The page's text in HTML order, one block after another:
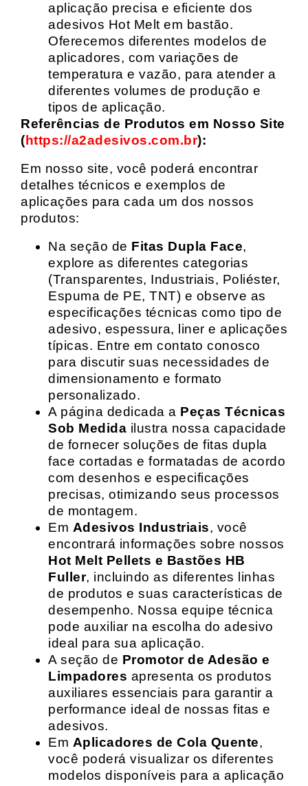
aplicação precisa e eficiente dos
adesivos Hot Melt em bastão.
Oferecemos diferentes modelos de
aplicadores, com variações de
temperatura e vazão, para atender a
diferentes volumes de produção e
tipos de aplicação.
Referências de Produtos em Nosso Site
(https://a2adesivos.com.br):
Em nosso site, você poderá encontrar
detalhes técnicos e exemplos de
aplicações para cada um dos nossos
produtos:
Na seção de Fitas Dupla Face,
explore as diferentes categorias
(Transparentes, Industriais, Poliéster,
Espuma de PE, TNT) e observe as
especificações técnicas como tipo de
adesivo, espessura, liner e aplicações
típicas. Entre em contato conosco
para discutir suas necessidades de
dimensionamento e formato
personalizado.
A página dedicada a Peças Técnicas
Sob Medida ilustra nossa capacidade
de fornecer soluções de fitas dupla
face cortadas e formatadas de acordo
com desenhos e especificações
precisas, otimizando seus processos
de montagem.
Em Adesivos Industriais, você
encontrará informações sobre nossos
Hot Melt Pellets e Bastões HB
Fuller, incluindo as diferentes linhas
de produtos e suas características de
desempenho. Nossa equipe técnica
pode auxiliar na escolha do adesivo
ideal para sua aplicação.
A seção de Promotor de Adesão e
Limpadores apresenta os produtos
auxiliares essenciais para garantir a
performance ideal de nossas fitas e
adesivos.
Em Aplicadores de Cola Quente,
você poderá visualizar os diferentes
modelos disponíveis para a aplicação